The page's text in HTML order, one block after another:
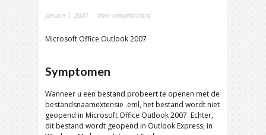
januari 1, 2007 door oimprtwizard
Microsoft Office Outlook2007
Symptomen
Wanneer u een bestand probeert te openen met de
bestandsnaamextensie .eml, het bestand wordt niet
geopend in Microsoft Office Outlook 2007. Echter,
dit bestand wordt geopend in Outlook Express, in